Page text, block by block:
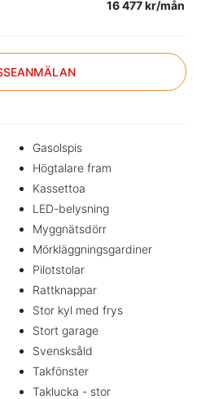
16 477 kr/mån
Gasolspis
Högtalare fram
Kassettoa
LED-belysning
Myggnätsdörr
Mörkläggningsgardiner
Pilotstolar
Rattknappar
Stor kyl med frys
Stort garage
Svensksåld
Takfönster
Taklucka - stor